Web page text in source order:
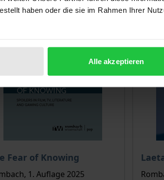
haben oder die sie im Rahmen Ihrer
Alle akzeptieren
Produktoption auf der
Fear of Knowing
Preis dieses Titels richtet sich nach der
1. Auflage 2025
Der